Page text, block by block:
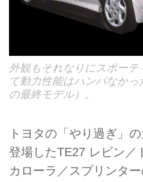
外観もそれなりにスポー
て動力性能はハンパなか
の最終モデル）。
トヨタの「やり過ぎ」
登場したTE27 レビン／
カローラ／スプリンタ